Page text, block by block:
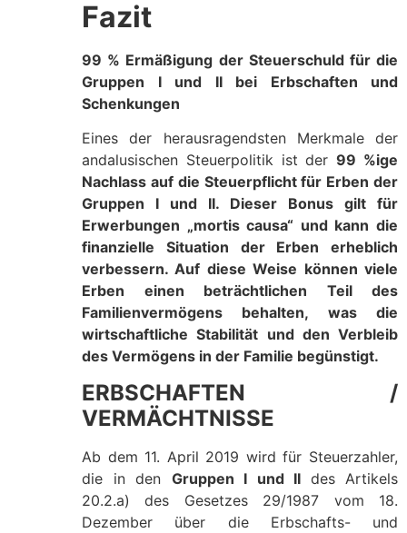
Fazit
99 % Ermäßigung der Steuerschuld für die
Gruppen I und II bei Erbschaften und
Schenkungen
Eines der herausragendsten Merkmale der
andalusischen Steuerpolitik ist der99 %ige
Nachlass auf die Steuerpflicht für Erben der
Gruppen I und II. Dieser Bonus gilt für
Erwerbungen „mortis causa“ und kann die
finanzielle Situation der Erben erheblich
verbessern. Auf diese Weise können viele
Erben einen beträchtlichen Teil des
Familienvermögens behalten, was die
wirtschaftliche Stabilität und den Verbleib
des Vermögens in der Familie begünstigt.
ERBSCHAFTEN /
VERMÄCHTNISSE
Ab dem 11. April 2019 wird für Steuerzahler,
die in den Gruppen I und II des Artikels
20.2.a) des Gesetzes 29/1987 vom 18.
Dezember über die Erbschafts- und